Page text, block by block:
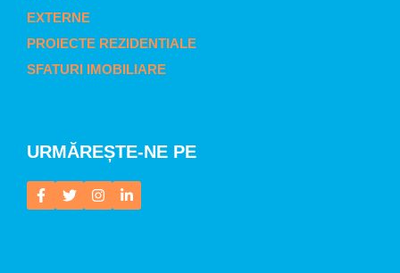
EXTERNE
PROIECTE REZIDENTIALE
SFATURI IMOBILIARE
URMĂREȘTE-NE PE